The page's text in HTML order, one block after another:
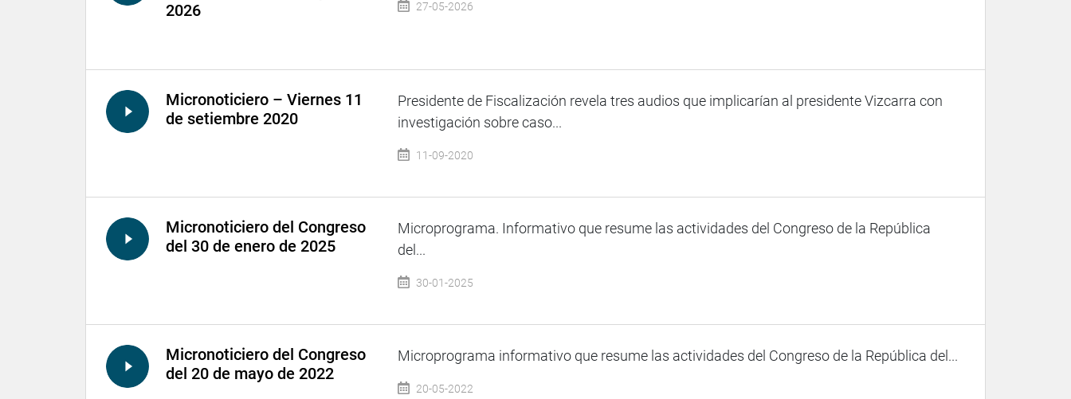
2026
27-05-2026
Micronoticiero – Viernes 11
de setiembre 2020
Presidente de Fiscalización revela tres audios que implicarían al presidente Vizcarra con
investigación sobre caso...
11-09-2020
Micronoticiero del Congreso
del 30 de enero de 2025
Microprograma. Informativo que resume las actividades del Congreso de la República
del...
30-01-2025
Micronoticiero del Congreso
del 20 de mayo de 2022
Microprograma informativo que resume las actividades del Congreso de la República del...
20-05-2022